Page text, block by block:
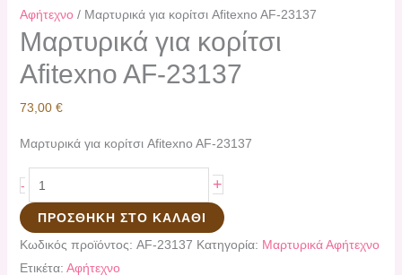
Αφήτεχνο/ Μαρτυρικά για κορίτσι Afitexno AF-23137
Μαρτυρικά για κορίτσι
Afitexno AF-23137
73,00 €
Μαρτυρικά για κορίτσι Afitexno AF-23137
- +
ΠΡΟΣΘΉΚΗ ΣΤΟ ΚΑΛΆΘΙ
Κωδικός προϊόντος: AF-23137 Κατηγορία: Mαρτυρικά Αφήτεχνο
Ετικέτα: Αφήτεχνο